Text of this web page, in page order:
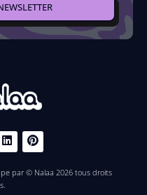
par © Nalaa 2026 tous droits